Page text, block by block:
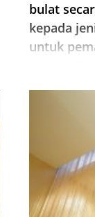
bulat
kepada
untuk
membuat